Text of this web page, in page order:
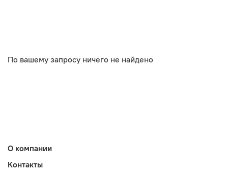
По вашему запросу ничего не найдено
О компании
Контакты